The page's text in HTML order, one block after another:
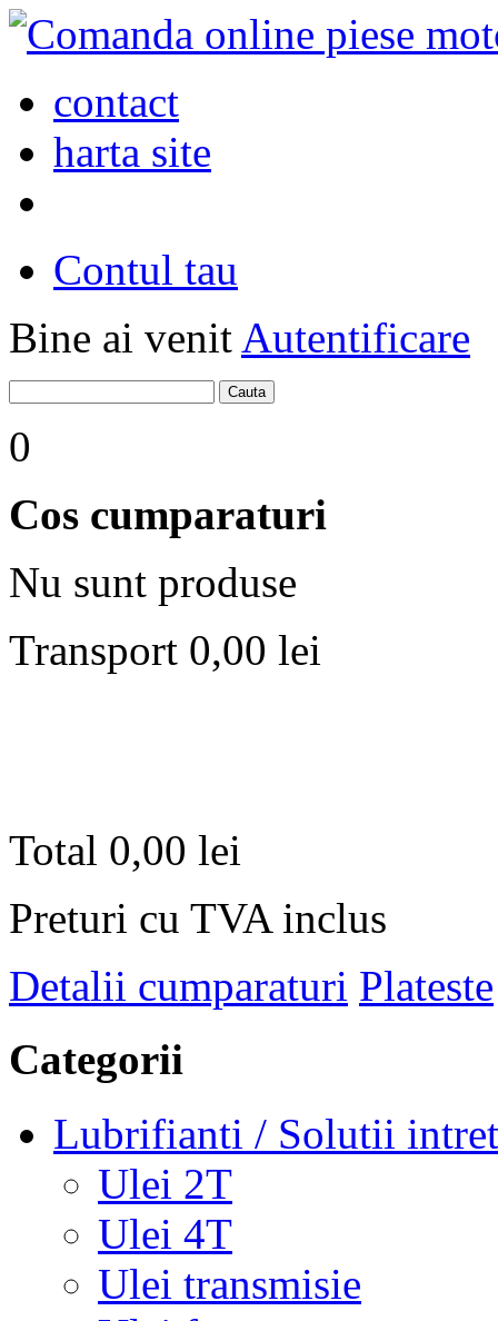
contact
harta site
Contul tau
Bine ai venit Autentificare
0
Cos cumparaturi
Nu sunt produse
Transport 0,00 lei
Total 0,00 lei
Preturi cu TVA inclus
Detalii cumparaturi Plateste
Categorii
Lubrifianti / Solutii
Ulei 2T
Ulei 4T
Ulei transmisie